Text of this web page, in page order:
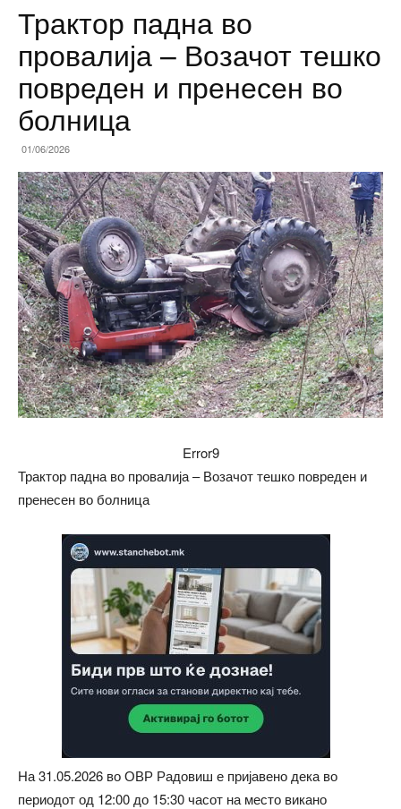
Трактор падна во
провалија – Возачот тешко
повреден и пренесен во
болница
01/06/2026
Error9
Трактор падна во провалија – Возачот тешко повреден и
пренесен во болница
На 31.05.2026 во ОВР Радовиш е пријавено дека во
периодот од 12:00 до 15:30 часот на место викано